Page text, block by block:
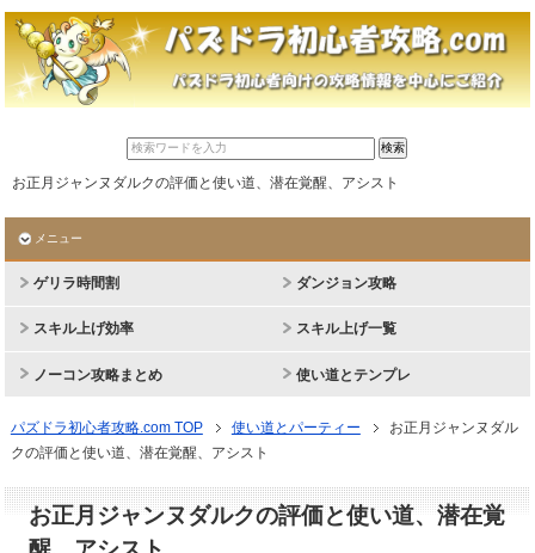
お正月ジャンヌダルクの評価と使い道、潜在覚醒、アシスト
メニュー
ゲリラ時間割 ダンジョン攻略
スキル上げ効率 スキル上げ一覧
ノーコン攻略まとめ 使い道とテンプレ
パズドラ初心者攻略.com TOP 使い道とパーティー
お正月ジャンヌダル
クの評価と使い道、潜在覚醒、アシスト
お正月ジャンヌダルクの評価と使い道、潜在覚